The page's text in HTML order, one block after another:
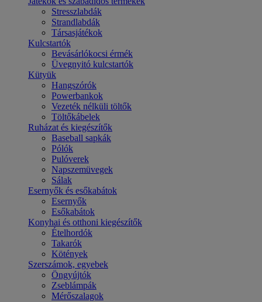
Stresszlabdák
Strandlabdák
Társasjátékok
Kulcstartók
Bevásárlókocsi érmék
Üvegnyitó kulcstartók
Kütyük
Hangszórók
Powerbankok
Vezeték nélküli töltők
Töltőkábelek
Ruházat és kiegészítők
Baseball sapkák
Pólók
Pulóverek
Napszemüvegek
Sálak
Esernyők és esőkabátok
Esernyők
Esőkabátok
Konyhai és otthoni kiegészítők
Ételhordók
Takarók
Kötények
Szerszámok, egyebek
Öngyújtók
Zseblámpák
Mérőszalagok